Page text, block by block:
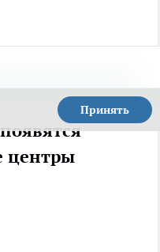
Принять
центры